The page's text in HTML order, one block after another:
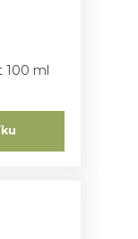
100 ml